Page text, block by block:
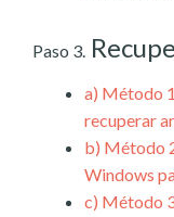
Paso 3.
a) Método
recuperar
b) Método
Windows
c) Método